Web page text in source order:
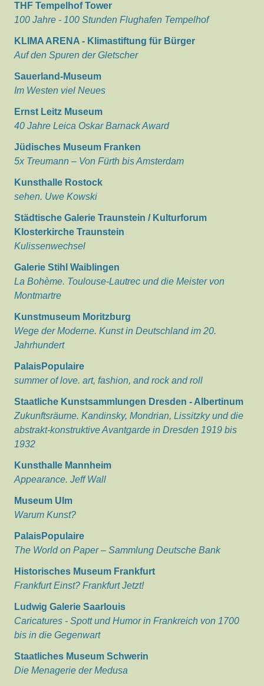
THF Tempelhof Tower
100 Jahre - 100 Stunden Flughafen Tempelhof
KLIMA ARENA - Klimastiftung für Bürger
Auf den Spuren der Gletscher
Sauerland-Museum
Im Westen viel Neues
Ernst Leitz Museum
40 Jahre Leica Oskar Barnack Award
Jüdisches Museum Franken
5x Treumann – Von Fürth bis Amsterdam
Kunsthalle Rostock
sehen. Uwe Kowski
Städtische Galerie Traunstein / Kulturforum
Klosterkirche Traunstein
Kulissenwechsel
Galerie Stihl Waiblingen
La Bohème. Toulouse-Lautrec und die Meister von
Montmartre
Kunstmuseum Moritzburg
Wege der Moderne. Kunst in Deutschland im 20.
Jahrhundert
PalaisPopulaire
summer of love. art, fashion, and rock and roll
Staatliche Kunstsammlungen Dresden - Albertinum
Zukunftsräume. Kandinsky, Mondrian, Lissitzky und die
abstrakt-konstruktive Avantgarde in Dresden 1919 bis
1932
Kunsthalle Mannheim
Appearance. Jeff Wall
Museum Ulm
Warum Kunst?
PalaisPopulaire
The World on Paper – Sammlung Deutsche Bank
Historisches Museum Frankfurt
Frankfurt Einst? Frankfurt Jetzt!
Ludwig Galerie Saarlouis
Caricatures - Spott und Humor in Frankreich von 1700
bis in die Gegenwart
Staatliches Museum Schwerin
Die Menagerie der Medusa